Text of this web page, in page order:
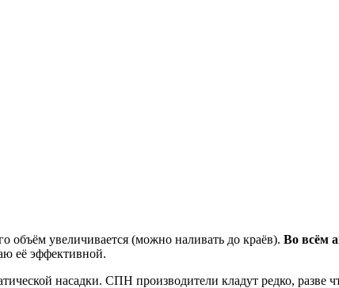
объём увеличивается (можно наливать до краёв). Во всём
её эффективной.
насадки. СПН производители кладут редко, разве